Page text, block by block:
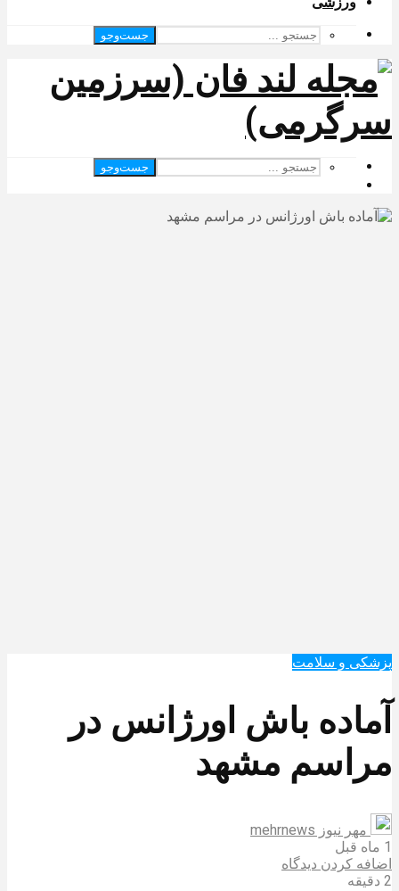
جست‌وجو
جست‌وجو
پزشکی و سلامت
آماده باش اورژانس در
مراسم مشهد
مهر نیوز mehrnews
1 ماه قبل
اضافه کردن دیدگاه
2 دقیقه